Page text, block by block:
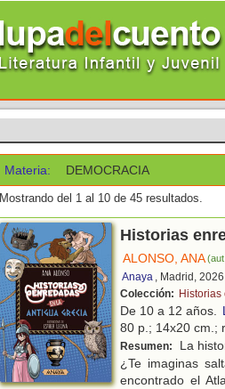
Materia: DEMOCRACIA
Mostrando del 1 al 10 de 45 resultados.
Historias
ALONSO, ANA
Anaya , Madrid, 2026
Colección:
De 10 a 12 años.
80 p.; 14x20 cm.;
Resumen:
La
¿Te imaginas
encontrado el